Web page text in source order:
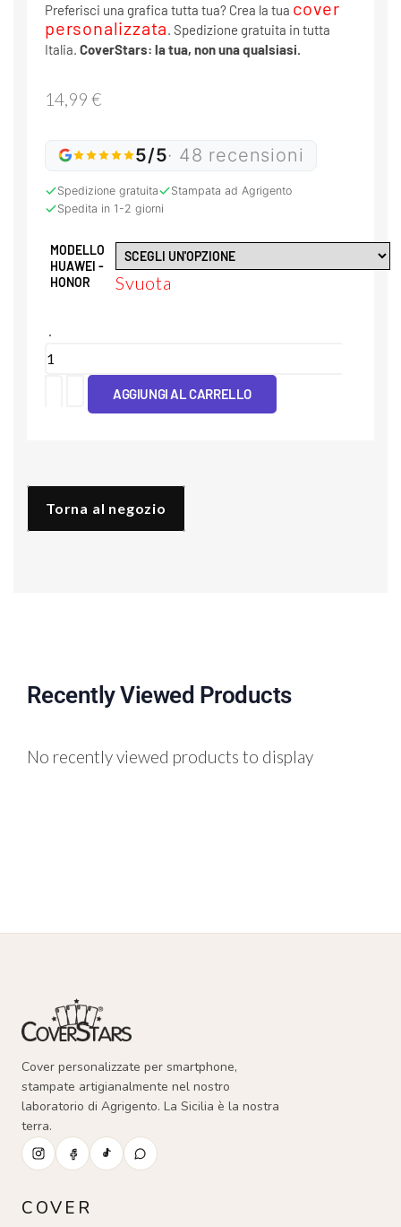
Preferisci una grafica tutta tua? Crea la tua cover
personalizzata. Spedizione gratuita in tutta
Italia. CoverStars: la tua, non una qualsiasi.
14,99 €
5/5· 48 recensioni
Spedizione gratuita
Stampata ad Agrigento
Spedita in 1-2 giorni
MODELLO
HUAWEI -
HONOR
Svuota
Cover
AGGIUNGI AL CARRELLO
Torna al negozio
Recently Viewed Products
No recently viewed products to display
Cover personalizzate per smartphone,
stampate artigianalmente nel nostro
laboratorio di Agrigento. La Sicilia è la nostra
terra.
COVER